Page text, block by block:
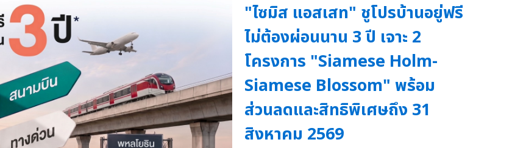
"ไซมิส แอสเสท" ชูโปรบ้านอยู่ฟรี
ไม่ต้องผ่อนนาน 3 ปี เจาะ 2
โครงการ "Siamese Holm-
Siamese Blossom" พร้อม
ส่วนลดและสิทธิพิเศษถึง 31
สิงหาคม 2569